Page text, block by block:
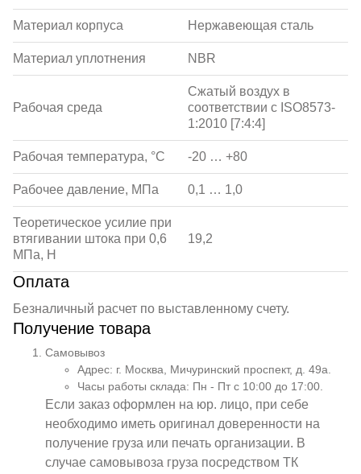
Материал корпуса Нержавеющая сталь
Материал уплотнения NBR
Рабочая среда
Сжатый воздух в
соответствии с ISO8573-
1:2010 [7:4:4]
Рабочая температура, °С -20 … +80
Рабочее давление, МПа 0,1 … 1,0
Теоретическое усилие при
втягивании штока при 0,6
МПа, Н
19,2
Оплата
Безналичный расчет по выставленному счету.
Получение товара
Самовывоз
Адрес: г. Москва, Мичуринский проспект, д. 49а.
Часы работы склада: Пн - Пт с 10:00 до 17:00.
Если заказ оформлен на юр. лицо, при себе
необходимо иметь оригинал доверенности на
получение груза или печать организации. В
случае самовывоза груза посредством ТК